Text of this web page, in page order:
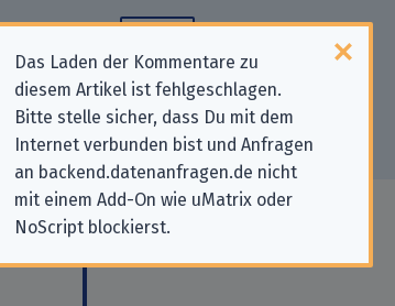
Das Laden der Kommentare zu
diesem Artikel ist fehlgeschlagen.
Bitte stelle sicher, dass Du mit dem
Internet verbunden bist und Anfragen
an backend.datenanfragen.de nicht
mit einem Add-On wie uMatrix oder
NoScript blockierst.